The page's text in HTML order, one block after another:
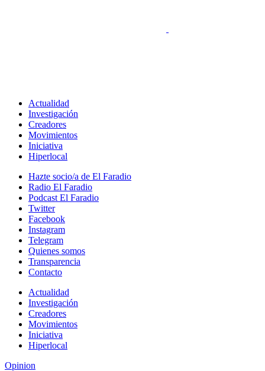
Actualidad
Investigación
Creadores
Movimientos
Iniciativa
Hiperlocal
Hazte socio/a de El Faradio
Radio El Faradio
Podcast El Faradio
Twitter
Facebook
Instagram
Telegram
Quienes somos
Transparencia
Contacto
Actualidad
Investigación
Creadores
Movimientos
Iniciativa
Hiperlocal
Opinion